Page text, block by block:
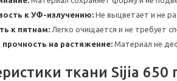
к УФ-излучению: Не выцветает и не
к пятнам: Легко очищается и не требует
на растяжение: Материал не
ткани Sijia 650